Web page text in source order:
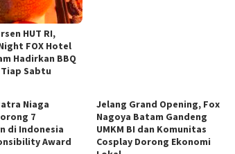
HUT RI,
FOX Hotel
Hadirkan BBQ
Tiap Sabtu
Niaga
7
di Indonesia
Award
Jelang Grand Opening, Fox
Nagoya Batam Gandeng
UMKM BI dan Komunitas
Cosplay Dorong Ekonomi